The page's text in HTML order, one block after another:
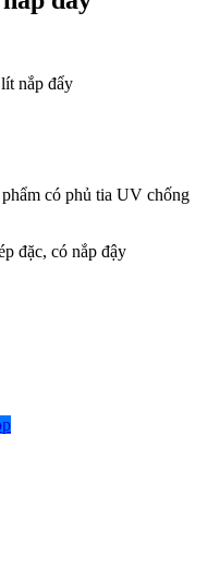
nắp đẩy
có phủ tia UV chống
đặc, có nắp đậy